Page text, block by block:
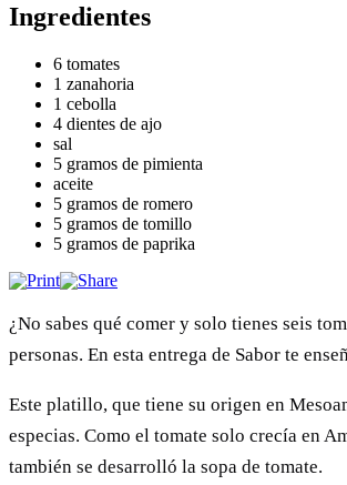
Ingredientes
6 tomates
1 zanahoria
1 cebolla
4 dientes de ajo
sal
5 gramos de pimienta
aceite
5 gramos de romero
5 gramos de tomillo
5 gramos de paprika
¿No sabes qué comer y solo tienes seis
personas. En esta entrega de Sabor te
Este platillo, que tiene su origen en
especias. Como el tomate solo crecía en
también se desarrolló la sopa de tomate.